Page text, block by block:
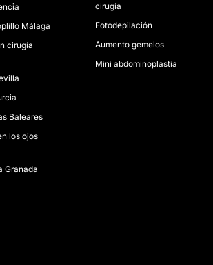
Málaga
cirugía
Baleares
los ojos
Granada
cirugía
Fotodepilación
Aumento gemelos
Mini abdominoplastia